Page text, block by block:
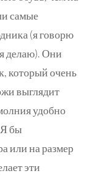
самые
(я говорю
делаю). Они
который очень
выглядит
удобно
бы
или на размер
эти